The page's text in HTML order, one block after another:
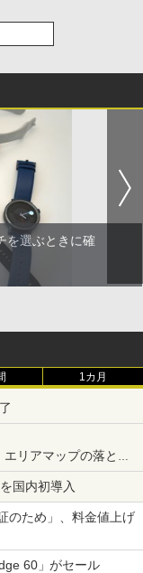
を選ぶときに確
1カ月
リアマップの落とし
国内初導入
のため」、料金値上げ
60」がセール